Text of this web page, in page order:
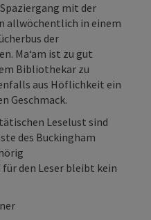
mit der
allwöchentlich in einem
der
Ma‘am ist zu gut
Bibliothekar zu
aus Höflichkeit ein
Geschmack.
Leselust sind
des Buckingham
den Leser bleibt kein